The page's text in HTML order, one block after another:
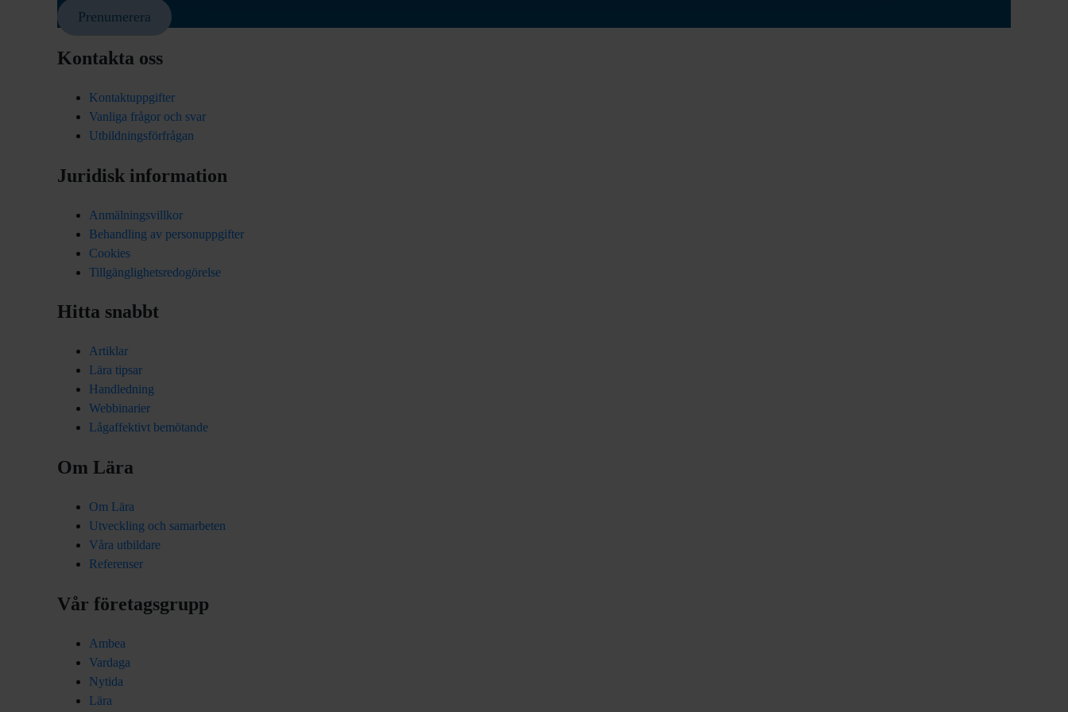
Prenumerera
Kontakta oss
Kontaktuppgifter
Vanliga frågor och svar
Utbildningsförfrågan
Juridisk information
Anmälningsvillkor
Behandling av personuppgifter
Cookies
Tillgänglighetsredogörelse
Hitta snabbt
Artiklar
Lära tipsar
Handledning
Webbinarier
Lågaffektivt bemötande
Om Lära
Om Lära
Utveckling och samarbeten
Våra utbildare
Referenser
Vår företagsgrupp
Ambea
Vardaga
Nytida
Lära